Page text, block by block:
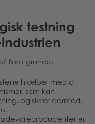
testning
flere grunde:
hjælper med at
som kan
og sikrer dermed,
er